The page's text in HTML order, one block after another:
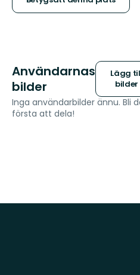
Användarnas
bilder
Lägg
bilder
Inga användarbilder ännu. Bli
första att dela!